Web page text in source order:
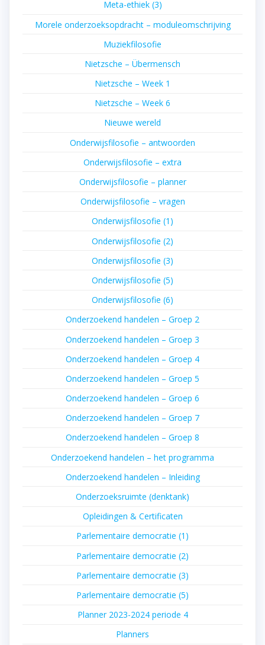
Meta-ethiek (3)
Morele onderzoeksopdracht – moduleomschrijving
Muziekfilosofie
Nietzsche – Übermensch
Nietzsche – Week 1
Nietzsche – Week 6
Nieuwe wereld
Onderwijsfilosofie – antwoorden
Onderwijsfilosofie – extra
Onderwijsfilosofie – planner
Onderwijsfilosofie – vragen
Onderwijsfilosofie (1)
Onderwijsfilosofie (2)
Onderwijsfilosofie (3)
Onderwijsfilosofie (5)
Onderwijsfilosofie (6)
Onderzoekend handelen – Groep 2
Onderzoekend handelen – Groep 3
Onderzoekend handelen – Groep 4
Onderzoekend handelen – Groep 5
Onderzoekend handelen – Groep 6
Onderzoekend handelen – Groep 7
Onderzoekend handelen – Groep 8
Onderzoekend handelen – het programma
Onderzoekend handelen – Inleiding
Onderzoeksruimte (denktank)
Opleidingen & Certificaten
Parlementaire democratie (1)
Parlementaire democratie (2)
Parlementaire democratie (3)
Parlementaire democratie (5)
Planner 2023-2024 periode 4
Planners